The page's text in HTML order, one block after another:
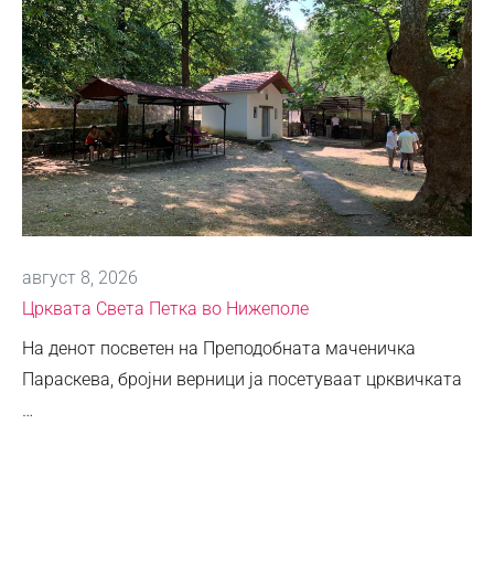
август 8, 2026
Црквата Света Петка во Нижеполе
На денот посветен на Преподобната маченичка
Параскева, бројни верници ја посетуваат црквичката
…